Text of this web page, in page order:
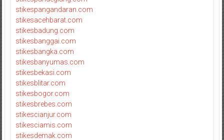
stikespangandaran.com
stikesacehbarat.com
stikesbadung.com
stikesbanggai.com
stikesbangka.com
stikesbanyumas.com
stikesbekasi.com
stikesblitar.com
stikesbogor.com
stikesbrebes.com
stikescianjur.com
stikesciamis.com
stikesdemak.com